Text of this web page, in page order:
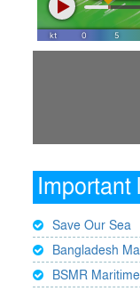
Important
Save Our Sea
Bangladesh
BSMR